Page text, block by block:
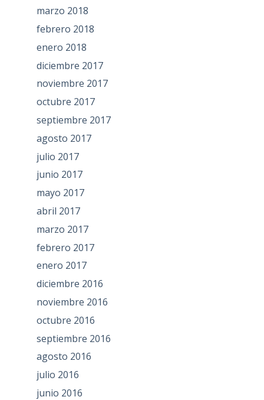
marzo 2018
febrero 2018
enero 2018
diciembre 2017
noviembre 2017
octubre 2017
septiembre 2017
agosto 2017
julio 2017
junio 2017
mayo 2017
abril 2017
marzo 2017
febrero 2017
enero 2017
diciembre 2016
noviembre 2016
octubre 2016
septiembre 2016
agosto 2016
julio 2016
junio 2016